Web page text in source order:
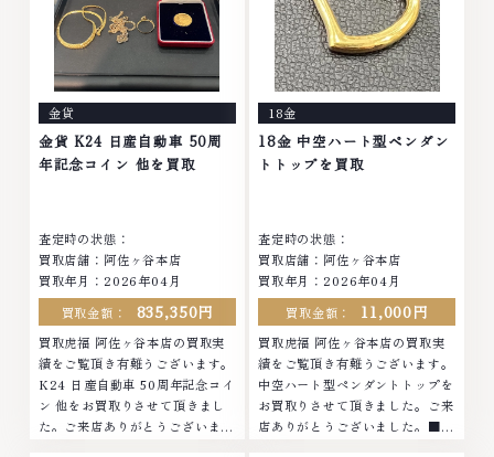
ンド品・時計等は特に自信を持っ
て、高額査定を実現しておりま
す。 古くて使わなくなってしま
ったアクセサリー、動かなくなっ
てしまった腕時計、多くのお品物
の高価買取りを実現しており、他
店ではお値段の付かなかったお品
物でも、一点一点丁寧に無料で査
無休
ブランド品・時計等は特に自信を
持って、高額査定を実現しており
ます。 古くて使わなくなってし
まったアクセサリー、動かなくな
ってしまった腕時計、多くのお品
物の高価買取りを実現しており、
他店ではお値段の付かなかったお
品物でも、一点一点丁寧に無料で
中無休
金貨
金貨 K24 日産自動車 50周
年記念コイン 他を買取
査定時の状態：
買取店舗：阿佐ヶ谷本店
買取年月：2026年04月
買取金額：
835,350円
買取虎福 阿佐ヶ谷本店の買取実
績をご覧頂き有難うございます。
K24 日産自動車 50周年記念コイ
ン 他をお買取りさせて頂きまし
た。ご来店ありがとうございまし
18金
18金 中空ハート型ペンダン
トトップを買取
査定時の状態：
買取店舗：阿佐ヶ谷本店
買取年月：2026年04月
買取金額：
11,000円
買取虎福 阿佐ヶ谷本店の買取実
績をご覧頂き有難うございます。
中空ハート型ペンダントトップを
お買取りさせて頂きました。ご来
店ありがとうございました。■地